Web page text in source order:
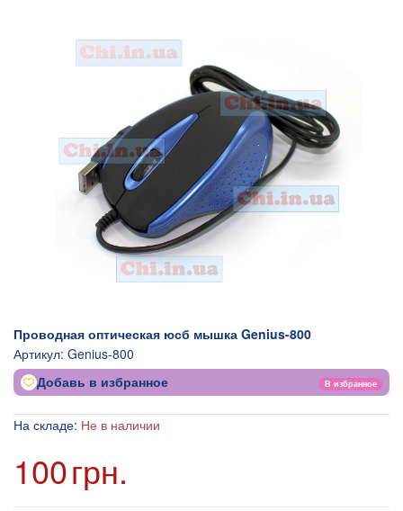
Проводная оптическая юсб мышка Genius-800
Артикул: Genius-800
Добавь в избранное В избранное
На складе: Не в наличии
100грн.